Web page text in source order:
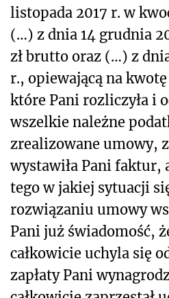
listopada 2017 r. w
(…) z dnia 14 grudnia
zł brutto oraz (…) z
r., opiewającą na
które Pani rozliczyła i
wszelkie należne
zrealizowane umowy,
wystawiła Pani faktur,
tego w jakiej sytuacji
rozwiązaniu umowy
Pani już świadomość,
całkowicie uchyla się
zapłaty Pani